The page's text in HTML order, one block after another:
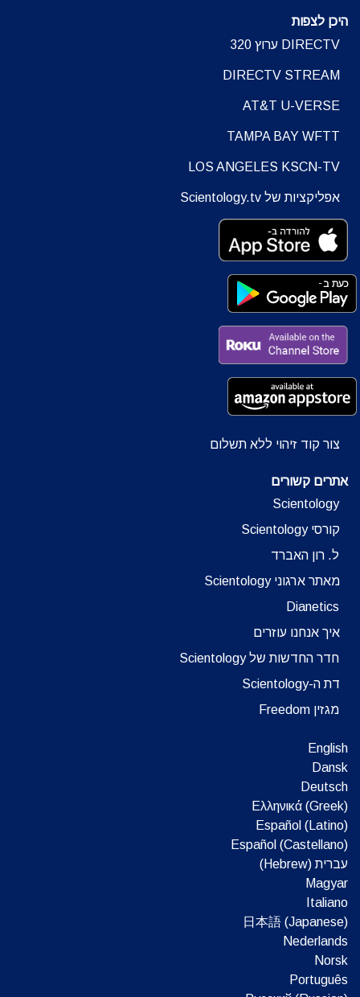
היכן לצפות
DIRECTV ערוץ 320
DIRECTV STREAM
AT&T U-VERSE
TAMPA BAY WFTT
LOS ANGELES KSCN-TV
אפליקציות של Scientology.tv
צור קוד זיהוי ללא תשלום
אתרים קשורים
Scientology
קורסי Scientology
ל. רון האברד
מאתר ארגוני Scientology
Dianetics
איך אנחנו עוזרים
חדר החדשות של Scientology
דת ה-Scientology
מגזין Freedom
English
Dansk
Deutsch
Ελληνικά (Greek)
Español (Latino)
Español (Castellano)
עברית (Hebrew)‏
Magyar
Italiano
日本語 (Japanese)
Nederlands
Norsk
Português